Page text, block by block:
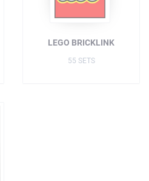
LEGO BRICKLINK
55 SETS